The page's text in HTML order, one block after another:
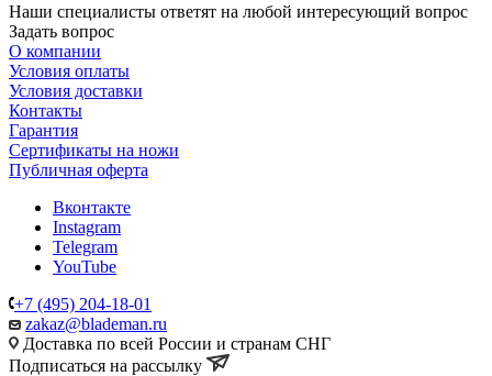
Наши специалисты ответят на любой интересующий вопрос
Задать вопрос
О компании
Условия оплаты
Условия доставки
Контакты
Гарантия
Сертификаты на ножи
Публичная оферта
Вконтакте
Instagram
Telegram
YouTube
+7 (495) 204-18-01
zakaz@blademan.ru
Доставка по всей России и странам СНГ
Подписаться на рассылку